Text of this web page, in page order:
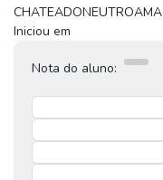
CHATEADONEUTROAMA
Iniciou em
Nota do aluno: